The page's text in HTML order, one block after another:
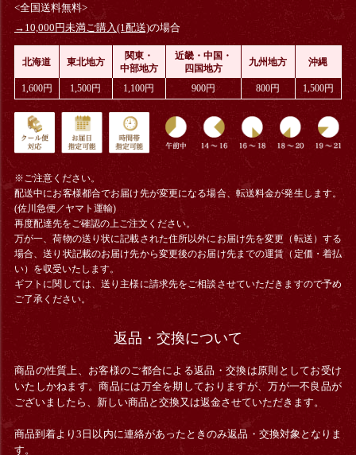
<全国送料無料>
→10,000円未満ご購入(1配送)の場合
北海道 東北地方
関東・
中部地方
近畿・中国・
四国地方
九州地方 沖縄
1,600円 1,500円 1,100円 900円 800円 1,500円
※ご注意ください。
配送中にお客様都合でお届け先が変更になる場合、 転送料金が発生します。
(佐川急便／ヤマト運輸)
再度配達先をご確認の上ご注文ください。
万が一、荷物の送り状に記載された住所以外にお届け先を変更（転送）する
場合、送り状記載のお届け先から変更後のお届け先までの運賃（定価・着払
い）を収受いたします。
ギフトに関しては、送り主様に請求先をご相談させていただきますので予め
ご了承ください。
返品・交換について
商品の性質上、お客様のご都合による返品・交換は原則としてお受け
いたしかねます。商品には万全を期しておりますが、万が一不良品が
ございましたら、新しい商品と交換又は返金させていただきます。
商品到着より3日以内に連絡があったときのみ返品・交換対象となりま
す。